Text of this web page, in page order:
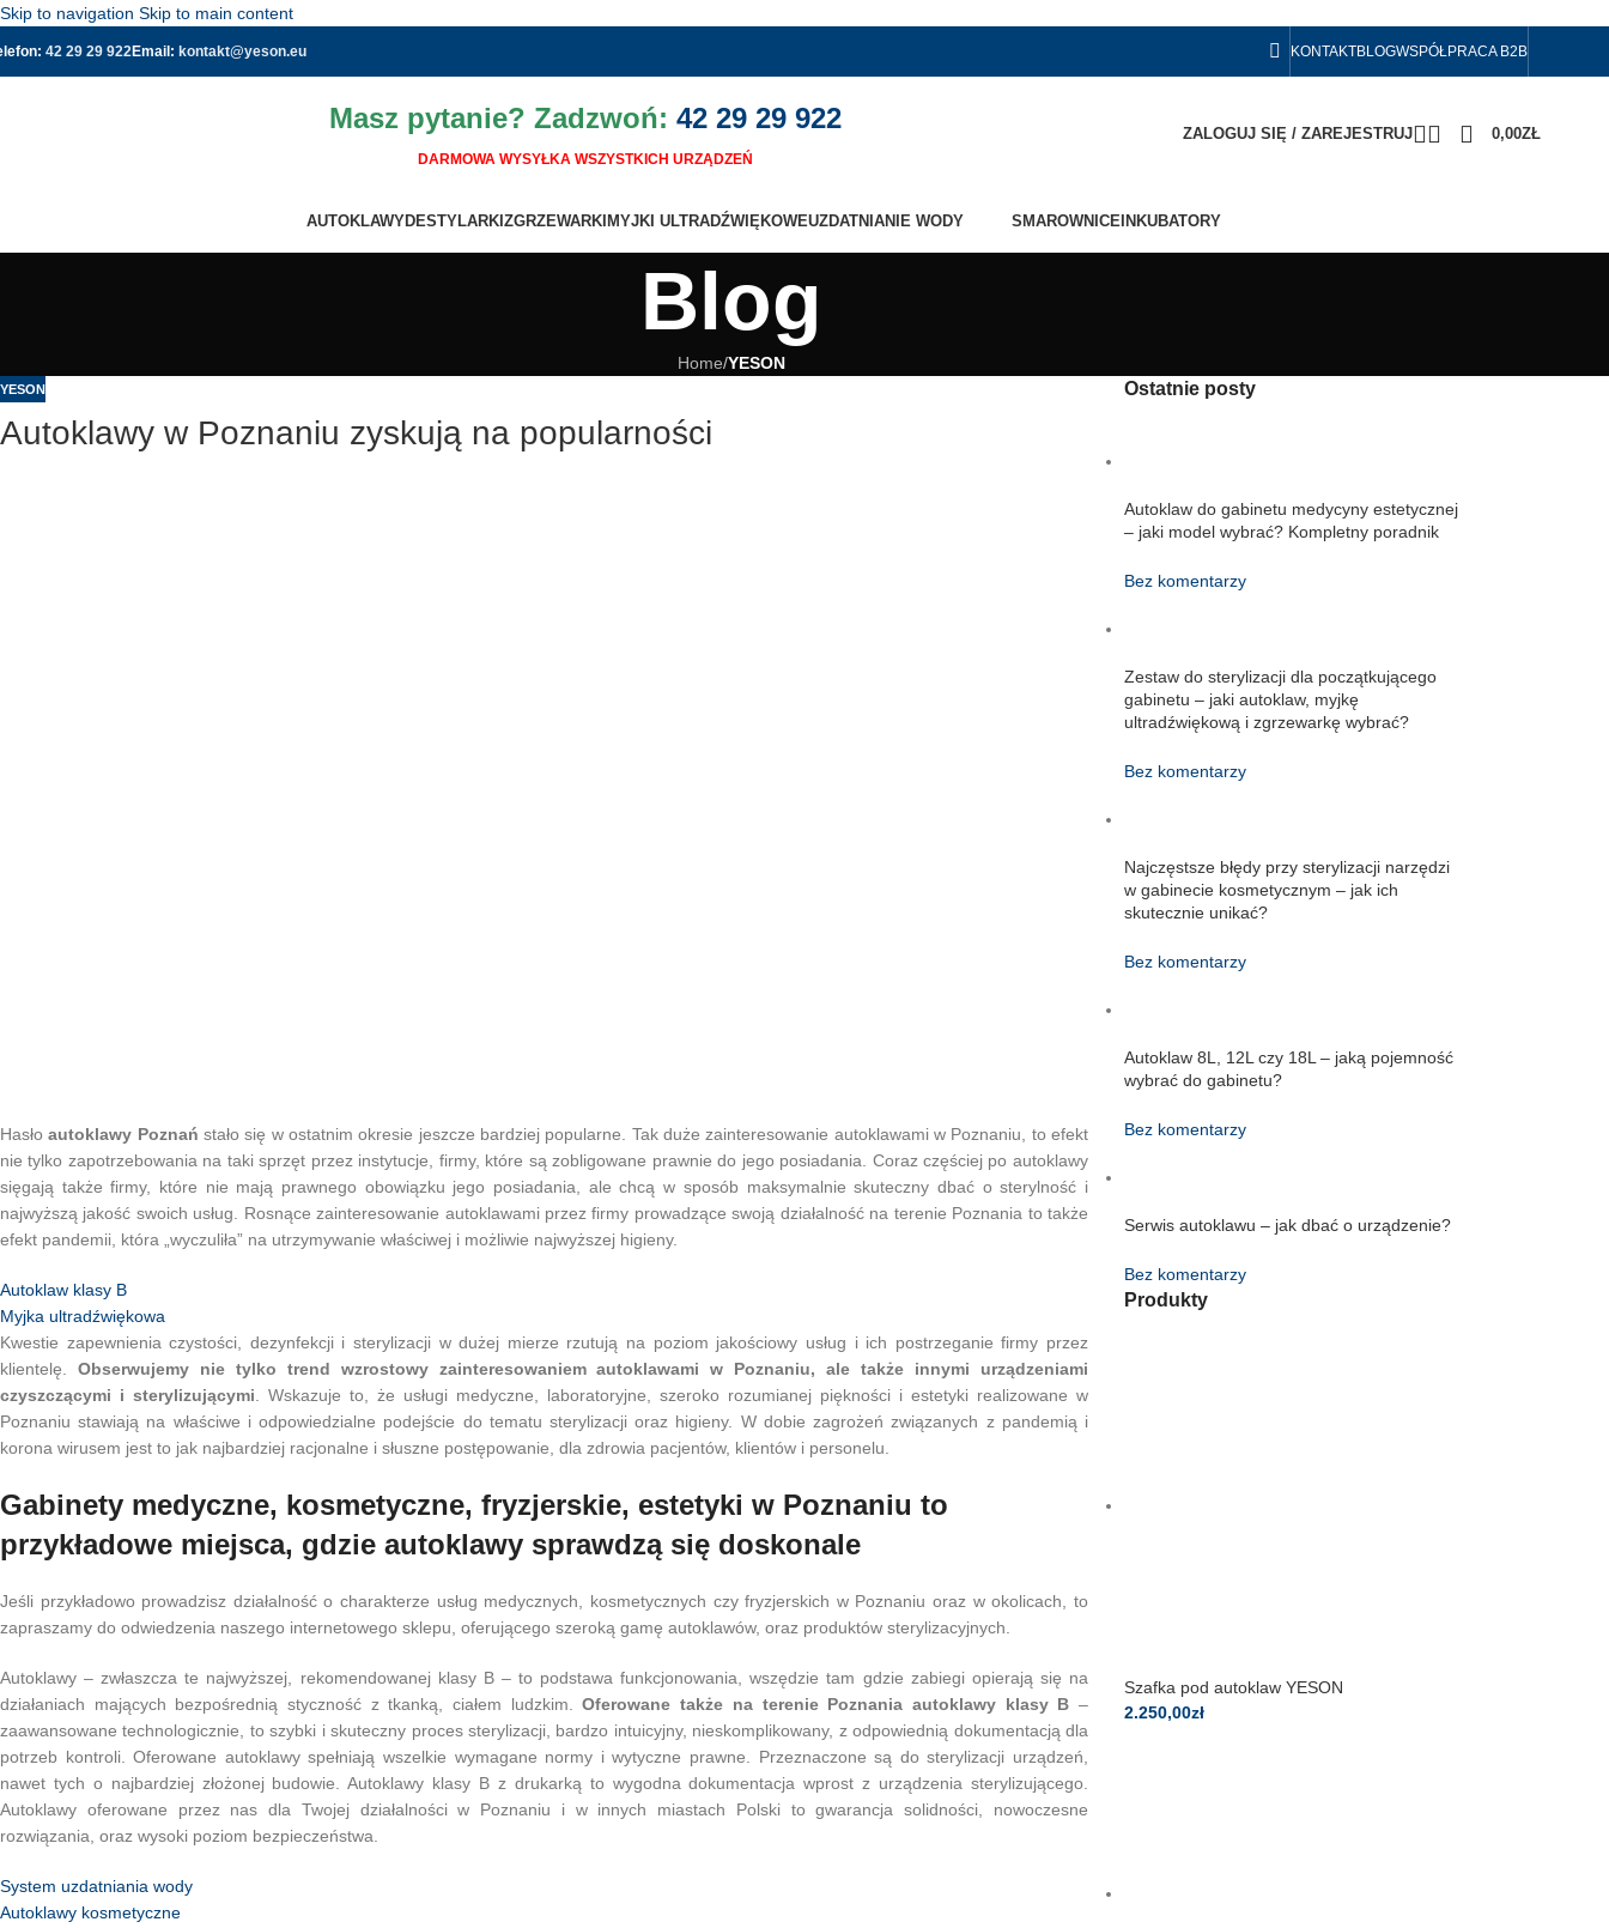
Skip to navigation Skip to main content
42 29 29 922Email: kontakt@yeson.eu KONTAKTBLOGWSPÓŁPRACA B2B
Masz pytanie? Zadzwoń: 42 29 29 922
DARMOWA WYSYŁKA WSZYSTKICH URZĄDZEŃ
ZALOGUJ SIĘ / ZAREJESTRUJ 0,00ZŁ
AUTOKLAWYDESTYLARKIZGRZEWARKI MYJKI ULTRADŹWIĘKOWEUZDATNIANIE WODY SMAROWNICE INKUBATORY
Blog
Home/YESON
YESON
Autoklawy w Poznaniu zyskują na popularności
Hasłoautoklawy Poznań stało się w ostatnim okresie jeszcze bardziej popularne. Tak duże zainteresowanie autoklawami w Poznaniu, to efekt
nie tylko zapotrzebowania na taki sprzęt przez instytucje, firmy, które są zobligowane prawnie do jego posiadania. Coraz częściej po autoklawy
sięgają także firmy, które nie mają prawnego obowiązku jego posiadania, ale chcą w sposób maksymalnie skuteczny dbać o sterylność i
najwyższą jakość swoich usług. Rosnące zainteresowanie autoklawami przez firmy prowadzące swoją działalność na terenie Poznania to także
efekt pandemii, która „wyczuliła” na utrzymywanie właściwej i możliwie najwyższej higieny.
Autoklaw klasy B
Myjka ultradźwiękowa
Kwestie zapewnienia czystości, dezynfekcji i sterylizacji w dużej mierze rzutują na poziom jakościowy usług i ich postrzeganie firmy przez
klientelę. Obserwujemy nie tylko trend wzrostowy zainteresowaniem autoklawami w Poznaniu, ale także innymi urządzeniami
czyszczącymi i sterylizującymi. Wskazuje to, że usługi medyczne, laboratoryjne, szeroko rozumianej piękności i estetyki realizowane w
Poznaniu stawiają na właściwe i odpowiedzialne podejście do tematu sterylizacji oraz higieny. W dobie zagrożeń związanych z pandemią i
korona wirusem jest to jak najbardziej racjonalne i słuszne postępowanie, dla zdrowia pacjentów, klientów i personelu.
Gabinety medyczne, kosmetyczne, fryzjerskie, estetyki w Poznaniu to
przykładowe miejsca, gdzie autoklawy sprawdzą się doskonale
Jeśli przykładowo prowadzisz działalność o charakterze usług medycznych, kosmetycznych czy fryzjerskich w Poznaniu oraz w okolicach, to
zapraszamy do odwiedzenia naszego internetowego sklepu, oferującego szeroką gamę autoklawów, oraz produktów sterylizacyjnych.
Autoklawy – zwłaszcza te najwyższej, rekomendowanej klasy B – to podstawa funkcjonowania, wszędzie tam gdzie zabiegi opierają się na
działaniach mających bezpośrednią styczność z tkanką, ciałem ludzkim.Oferowane także na terenie Poznania autoklawy klasy B –
zaawansowane technologicznie, to szybki i skuteczny proces sterylizacji, bardzo intuicyjny, nieskomplikowany, z odpowiednią dokumentacją dla
potrzeb kontroli. Oferowane autoklawy spełniają wszelkie wymagane normy i wytyczne prawne. Przeznaczone są do sterylizacji urządzeń,
nawet tych o najbardziej złożonej budowie. Autoklawy klasy B z drukarką to wygodna dokumentacja wprost z urządzenia sterylizującego.
Autoklawy oferowane przez nas dla Twojej działalności w Poznaniu i w innych miastach Polski to gwarancja solidności, nowoczesne
rozwiązania, oraz wysoki poziom bezpieczeństwa.
System uzdatniania wody
Autoklawy kosmetyczne
Ostatnie posty
Autoklaw do gabinetu medycyny estetycznej
– jaki model wybrać? Kompletny poradnik
Bez komentarzy
Zestaw do sterylizacji dla początkującego
gabinetu – jaki autoklaw, myjkę
ultradźwiękową i zgrzewarkę wybrać?
Bez komentarzy
Najczęstsze błędy przy sterylizacji narzędzi
w gabinecie kosmetycznym – jak ich
skutecznie unikać?
Bez komentarzy
Autoklaw 8L, 12L czy 18L – jaką pojemność
wybrać do gabinetu?
Bez komentarzy
Serwis autoklawu – jak dbać o urządzenie?
Bez komentarzy
Produkty
Szafka pod autoklaw YESON
2.250,00zł